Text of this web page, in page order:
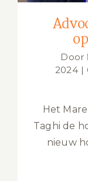
Door
2024 |
Het
Taghi de
nieuw